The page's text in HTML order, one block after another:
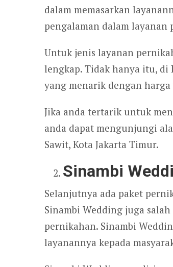
dalam memasarkan
pengalaman dalam
Untuk jenis layanan
lengkap. Tidak hanya itu, di
yang menarik dengan
Jika anda tertarik untuk
anda dapat mengunjungi
Sawit, Kota Jakarta Timur.
Sinambi
Selanjutnya ada paket
Sinambi Wedding juga
pernikahan. Sinambi
layanannya kepada